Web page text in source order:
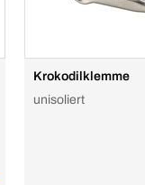
Krokodilklemme
unisoliert